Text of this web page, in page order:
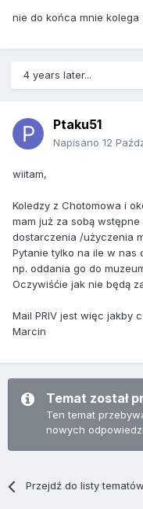
nie do końca mnie kolega
4 years later...
Ptaku51
Napisano 12
wiitam,
Koledzy z Chotomowa i
mam już za sobą
dostarczenia /użyczenia
Pytanie tylko na ile w nas
np. oddania go do
Oczywiśćie jak nie będą
Mail PRIV jest więc jakby
Marcin
Temat został
Ten temat
nowych
Przejdź do listy tematów